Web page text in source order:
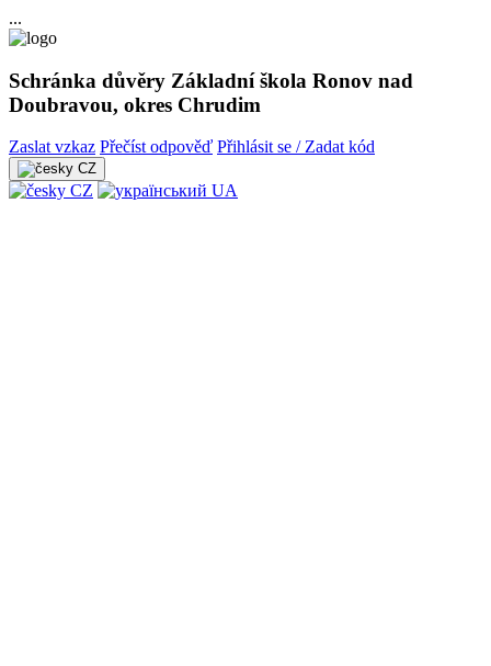
...
Schránka důvěry Základní škola Ronov nad
Doubravou, okres Chrudim
Zaslat vzkaz Přečíst odpověď Přihlásit se / Zadat kód
CZ
CZ UA